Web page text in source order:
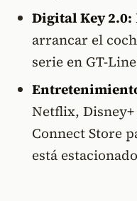
Digital Key 2.0:
arrancar el
serie en GT-
Netflix, Disney+
Connect Store
está